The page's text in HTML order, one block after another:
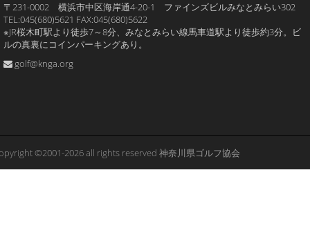
〒231-0002 横浜市中区海岸通4-20-1 ファインズビルみなとみらい302
TEL:045(680)5621 FAX:045(680)5622
※JR桜木町駅より徒歩7～8分、みなとみらい線馬車道駅より徒歩約3分。ビ
ルの真裏にコインパーキングあり。
golf@knga.org
©2001-2026 all rights reserved 神奈川県ゴルフ協会